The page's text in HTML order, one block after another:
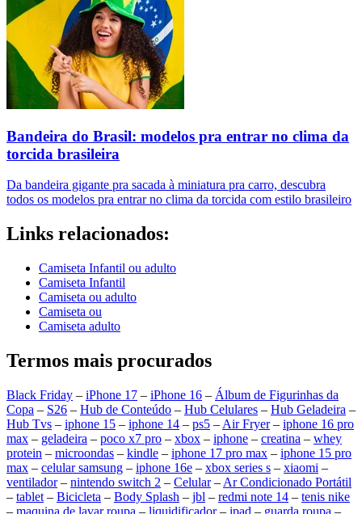
Bandeira do Brasil: modelos pra entrar no clima da
torcida brasileira
Da bandeira gigante pra sacada à miniatura pra carro, descubra
todos os modelos pra entrar no clima da torcida com estilo brasileiro
Links relacionados:
Camiseta Infantil ou adulto
Camiseta Infantil
Camiseta ou adulto
Camiseta ou
Camiseta adulto
Termos mais procurados
Black Friday – iPhone 17 – iPhone 16 – Álbum de Figurinhas da
Copa – S26 – Hub de Conteúdo – Hub Celulares – Hub Geladeira –
Hub Tvs – iphone 15 – iphone 14 – ps5 – Air Fryer– iphone 16 pro
max – geladeira – poco x7 pro – xbox – iphone – creatina – whey
protein – microondas – kindle – iphone 17 pro max – iphone 15 pro
max – celular samsung – iphone 16e – xbox series s – xiaomi –
ventilador– nintendo switch 2 – Celular– Ar Condicionado Portátil
– tablet – Bicicleta – Body Splash – jbl – redmi note 14 – tenis nike
– maquina de lavar roupa – liquidificador– ipad – guarda roupa –